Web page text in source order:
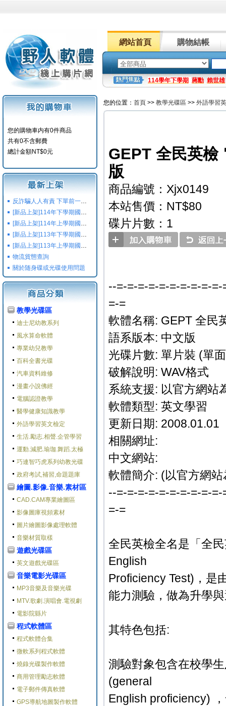
網站首頁 購物結帳
114學年下學期 蔣勳 賴世雄
您的購物車内有0件商品
共有0不含郵費
總計金額NT$0元
反詐騙人人有責 下單前一定要注意
[新品上架]114年下學期國小國中高中命題光碟,校用卷,習作
[新品上架]114年上學期國小國中高中命題光碟,校用卷,習作
[新品上架]113年下學期國小國中高中命題光碟,校用卷,習作
[新品上架]113年上學期國小國中高中命題光碟,校用卷,習作
物流貨態查詢
關於随身碟或光碟使用問題
教學光碟區
迪士尼幼教系列
風水算命軟體
專業幼兒教學
百科全書光碟
汽車資料維修
漫畫小說佛經
電腦認證教學
醫學健康知識教學
外語學習英文檢定
生活.勵志.相聲.企管學習
運動.減肥.瑜珈.舞蹈.太極
巧連智巧虎系列幼教光碟
政府考試,補習,命題題庫
繪圖.影像.音樂.素材區
CAD.CAM專業繪圖區
影像圖庫視頻素材
圖片繪圖影像處理軟體
音樂材質取樣
遊戲光碟區
英文遊戲光碟區
音樂電影光碟區
MP3音樂及音樂光碟
MTV.歌劇.演唱會.電視劇
電影院縣片
程式軟體區
程式軟體合集
微軟系列程式軟體
燒錄光碟製作軟體
商用管理勵志軟體
電子郵件傳真軟體
GPS導航地圖製作軟體
您的位置： 首頁 >> 教學光碟區 >> 外語學習
GEPT 全民英檢
版
商品編號：Xjx0149
本站售價：NT$80
碟片片數：1
--=-=-=-=-=-=-=-=-=-
=-=
軟體名稱: GEPT 全民
語系版本: 中文版
光碟片數: 單片裝 (單
破解說明: WAV格式
系統支援: 以官方網站
軟體類型: 英文學習
更新日期: 2008.01.01
相關網址:
中文網站:
軟體簡介: (以官方網站
--=-=-=-=-=-=-=-=-=-
=-=
全民英檢全名是「全
English
Proficiency Test)，是
能力測驗，做為升學
其特色包括:
測驗對象包含在校學
(general
English proficiency)